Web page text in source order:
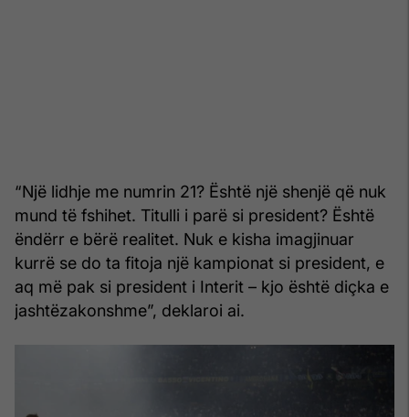
“Një lidhje me numrin 21? Është një shenjë që nuk
mund të fshihet. Titulli i parë si president? Është
ëndërr e bërë realitet. Nuk e kisha imagjinuar
kurrë se do ta fitoja një kampionat si president, e
aq më pak si president i Interit – kjo është diçka e
jashtëzakonshme”, deklaroi ai.